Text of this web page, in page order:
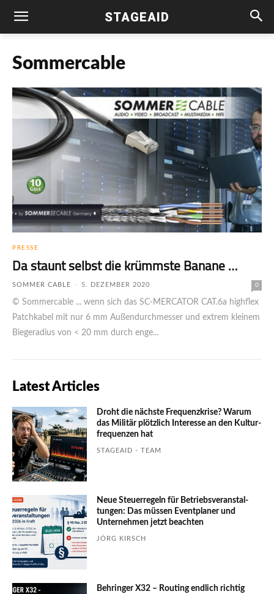
STAGEAID
Sommercable
PRESSE
Da staunt selbst die krümmste Banane …
SOMMER CABLE - 5. DEZEMBER 2020 0
© Sommercable ... wenn sich das SC-MERCATOR CAT.6a highflex
Patchkabel mit nur 6 mm Außendurchmesser und extrem kleinem
Biegeradius von < 20 mm durch enge...
Latest Articles
Droht die nächste Frequenzkrise? Warum
das Mili­tär plötzlich Inte­resse an den Kultur­
fre­quen­zen hat
STAGEAID - TEAM
Neue Steuerregeln für Betriebs­ver­an­stal­
tungen: Das müssen Event­planer und
Unter­nehmen jetzt beachten
JÖRG KIRSCH
Behringer X32 – Routing endlich richtig